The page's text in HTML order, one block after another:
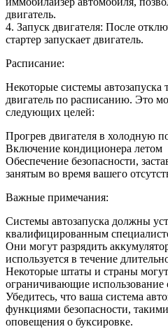
двигатель.
4. Запуск двигателя: После
стартер запускает двигатель.
Расписание:
Некоторые системы автозапуска
двигатель по расписанию. Это
следующих целей:
Прогрев двигателя в холодную
Включение кондиционера летом
Обеспечение безопасности,
занятым во время вашего
Важные примечания:
Системы автозапуска должны
квалифицированным
Они могут разрядить
используется в течение
Некоторые штаты и страны
ограничивающие использование
Убедитесь, что ваша система
функциями безопасности,
оповещения о буксировке.